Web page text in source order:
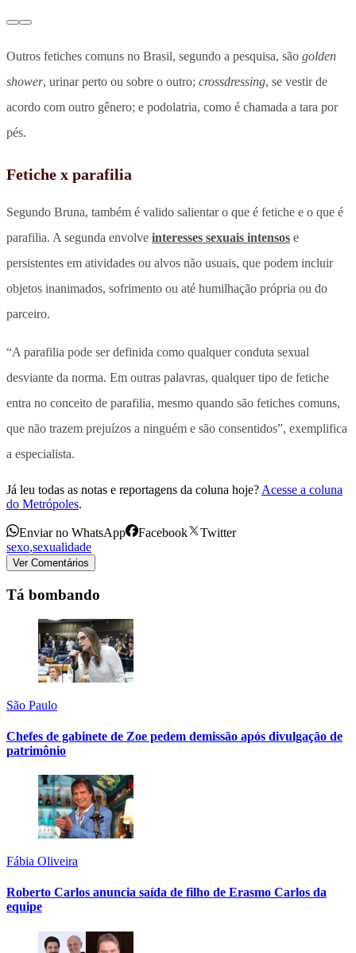
Outros fetiches comuns no Brasil, segundo a pesquisa, são golden
shower, urinar perto ou sobre o outro; crossdressing, se vestir de
acordo com outro gênero; e podolatria, como é chamada a tara por
pés.
Fetiche x parafilia
Segundo Bruna, também é valido salientar o que é fetiche e o que é
parafilia. A segunda envolve interesses sexuais intensos e
persistentes em atividades ou alvos não usuais, que podem incluir
objetos inanimados, sofrimento ou até humilhação própria ou do
parceiro.
“A parafilia pode ser definida como qualquer conduta sexual
desviante da norma. Em outras palavras, qualquer tipo de fetiche
entra no conceito de parafilia, mesmo quando são fetiches comuns,
que não trazem prejuízos a ninguém e são consentidos”, exemplifica
a especialista.
Já leu todas as notas e reportagens da coluna hoje? Acesse a coluna
do Metrópoles.
Enviar no WhatsApp Facebook
Twitter
sexo,sexualidade
Ver Comentários
Tá bombando
São Paulo
Chefes de gabinete de Zoe pedem demissão após divulgação de
patrimônio
Fábia Oliveira
Roberto Carlos anuncia saída de filho de Erasmo Carlos da
equipe